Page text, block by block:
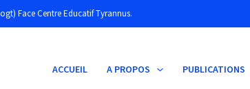
Face Centre Educatif Tyrannus.
ACCUEIL A PROPOS PUBLICATIONS